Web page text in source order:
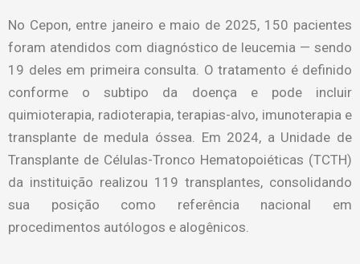
No Cepon, entre janeiro e maio de 2025, 150 pacientes
foram atendidos com diagnóstico de leucemia — sendo
19 deles em primeira consulta. O tratamento é definido
conforme o subtipo da doença e pode incluir
quimioterapia, radioterapia, terapias-alvo, imunoterapia e
transplante de medula óssea. Em 2024, a Unidade de
Transplante de Células-Tronco Hematopoiéticas (TCTH)
da instituição realizou 119 transplantes, consolidando
sua posição como referência nacional em
procedimentos autólogos e alogênicos.